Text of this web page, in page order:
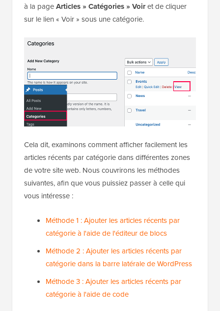
à la pageArticles » Catégories » Voiret de cliquer
sur le lien « Voir » sous une catégorie.
Cela dit, examinons comment afficher facilement les
articles récents par catégorie dans différentes zones
de votre site web. Nous couvrirons les méthodes
suivantes, afin que vous puissiez passer à celle qui
vous intéresse :
Méthode 1 : Ajouter les articles récents par
catégorie à l'aide de l'éditeur de blocs
Méthode 2 : Ajouter les articles récents par
catégorie dans la barre latérale de WordPress
Méthode 3 : Ajouter les articles récents par
catégorie à l'aide de code